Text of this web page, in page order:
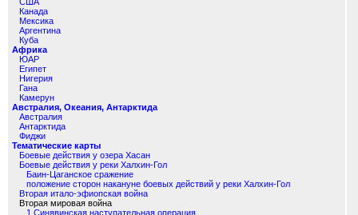
Канада
Мексика
Аргентина
Куба
Африка
ЮАР
Египет
Нигерия
Гана
Камерун
Австралия, Океания, Антарктида
Австралия
Антарктида
Фиджи
Тематические карты
Боевые действия у озера Хасан
Боевые действия у реки Халхин-Гол
Баин-Цаганское сражение
положение сторон накануне боевых действий у реки Халхин-Гол
Вторая итало-эфиопская война
Вторая мировая война
1 Синявинская наступательная операция